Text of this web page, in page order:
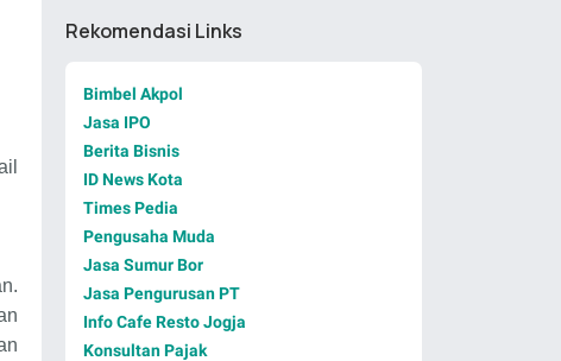
Rekomendasi Links
Bimbel Akpol
Jasa IPO
Berita Bisnis
ID News Kota
Times Pedia
Pengusaha Muda
Jasa Sumur Bor
Jasa Pengurusan PT
Info Cafe Resto Jogja
Konsultan Pajak